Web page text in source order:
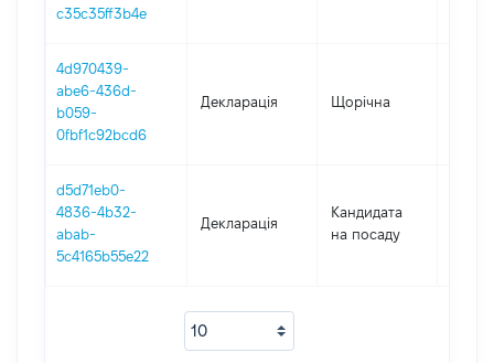
c35c35ff3b4e
4d970439-
abe6-436d-
b059-
0fbf1c92bcd6
Декларація Щорічна
d5d71eb0-
4836-4b32-
abab-
5c4165b55e22
Декларація
Кандидата
на посаду